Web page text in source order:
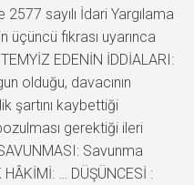
sayılı İdari Yargılama
üçüncü fıkrası uyarınca
EDENİN İDDİALARI:
olduğu, davacının
şartını kaybettiği
gerektiği ileri
Savunma
… DÜŞÜNCESİ :